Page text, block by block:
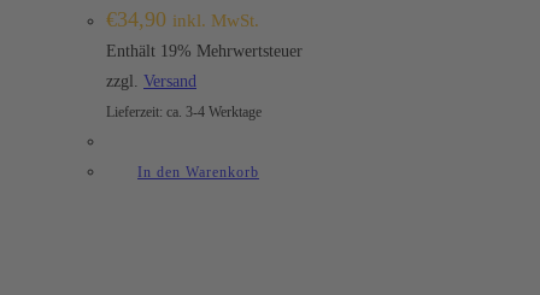
€34,90 inkl. MwSt.
Enthält 19% Mehrwertsteuer
zzgl. Versand
Lieferzeit: ca. 3-4 Werktage
In den Warenkorb